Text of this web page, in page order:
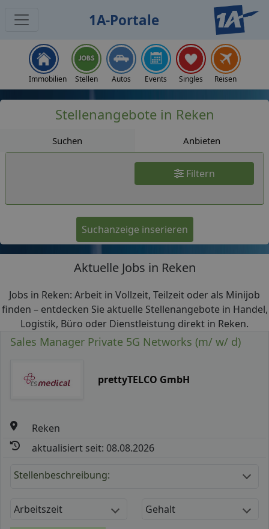
1A-Portale
Immobilien Stellen Autos Events Singles Reisen
Stellenangebote in Reken
Suchen Anbieten
Filtern
Suchanzeige inserieren
Aktuelle Jobs in Reken
Jobs in Reken: Arbeit in Vollzeit, Teilzeit oder als Minijob
finden – entdecken Sie aktuelle Stellenangebote in Handel,
Logistik, Büro oder Dienstleistung direkt in Reken.
Sales Manager Private 5G Networks (m/ w/ d)
prettyTELCO GmbH
Reken
aktualisiert seit: 08.08.2026
Stellenbeschreibung:
Arbeitszeit Gehalt